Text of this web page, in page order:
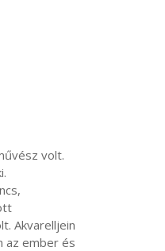
Akvarelljein
az ember és